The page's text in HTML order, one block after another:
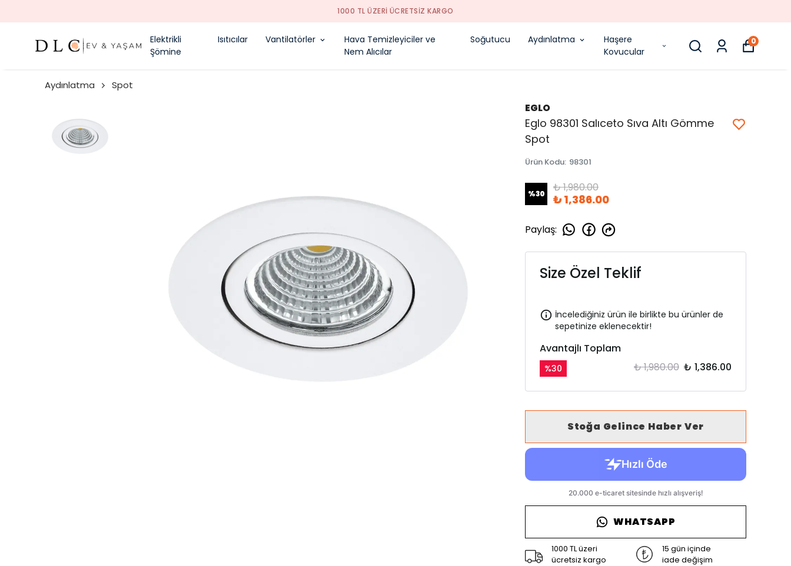
1000 TL ÜZERI ÜCRETSIZ KARGO
Elektrikli
Şömine
Isıtıcılar Vantilatörler
Hava Temizleyiciler ve
Nem Alıcılar
Soğutucu Aydınlatma
Haşere
Kovucular
0
Aydınlatma Spot
EGLO
Eglo 98301 Salıceto Sıva Altı Gömme
Spot
Ürün Kodu: 98301
%30 ₺ 1,980.00
₺ 1,386.00
Paylaş:
Size Özel Teklif
İncelediğiniz ürün ile birlikte bu ürünler de
sepetinize eklenecektir!
Avantajlı Toplam
%30 ₺ 1,980.00 ₺ 1,386.00
Stoğa Gelince Haber Ver
WHATSAPP
1000 TL üzeri
ücretsiz kargo
15 gün içinde
iade değişim